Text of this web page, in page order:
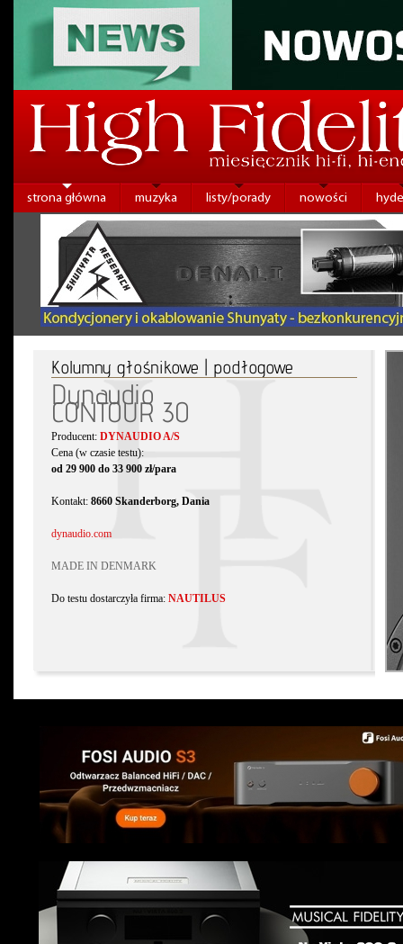
strona główna muzyka listy/porady nowości
Kolumny głośnikowe | podłogowe
Dynaudio
CONTOUR 30
Producent: DYNAUDIO A/S
Cena (w czasie testu):
od 29 900 do 33 900 zł/para
Kontakt: 8660 Skanderborg, Dania
dynaudio.com
MADE IN DENMARK
Do testu dostarczyła firma: NAUTILUS